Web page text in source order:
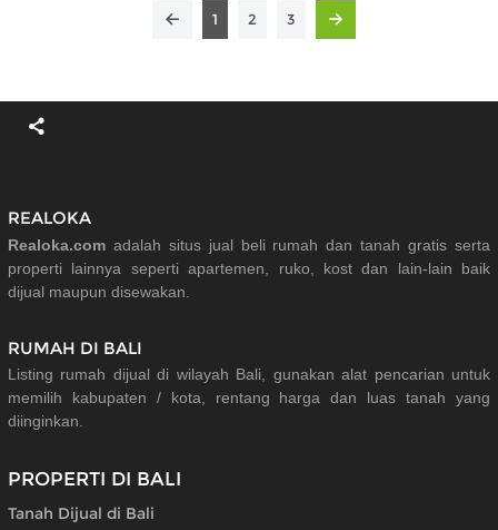
1 2 3
REALOKA
Realoka.com adalah situs jual beli rumah dan tanah gratis serta
properti lainnya seperti apartemen, ruko, kost dan lain-lain baik
dijual maupun disewakan.
RUMAH DI BALI
Listing rumah dijual di wilayah Bali, gunakan alat pencarian untuk
memilih kabupaten / kota, rentang harga dan luas tanah yang
diinginkan.
PROPERTI DI BALI
Tanah Dijual di Bali